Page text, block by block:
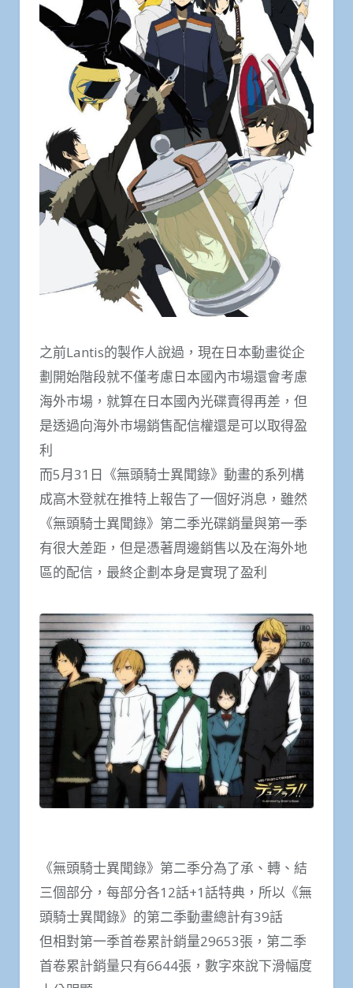
之前Lantis的製作人說過，現在日本動畫從企
劃開始階段就不僅考慮日本國內市場還會考慮
海外市場，就算在日本國內光碟賣得再差，但
是透過向海外市場銷售配信權還是可以取得盈
利
而5月31日《無頭騎士異聞錄》動畫的系列構
成高木登就在推特上報告了一個好消息，雖然
《無頭騎士異聞錄》第二季光碟銷量與第一季
有很大差距，但是憑著周邊銷售以及在海外地
區的配信，最終企劃本身是實現了盈利
《無頭騎士異聞錄》第二季分為了承、轉、結
三個部分，每部分各12話+1話特典，所以《無
頭騎士異聞錄》的第二季動畫總計有39話
但相對第一季首卷累計銷量29653張，第二季
首卷累計銷量只有6644張，數字來說下滑幅度